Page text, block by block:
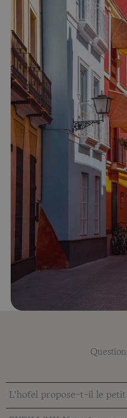
L'hôtel propose-t-il le